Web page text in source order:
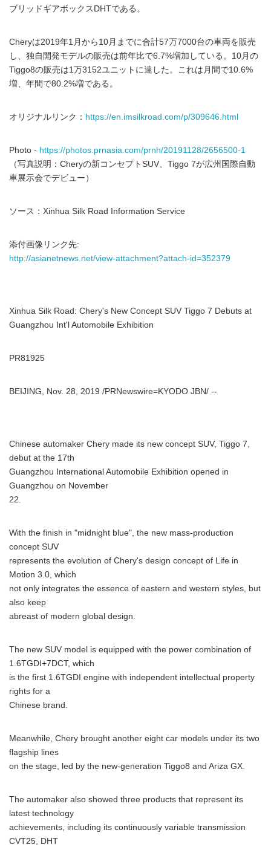
ブリッドギアボックスDHTである。
Cheryは2019年1月から10月までに合計57万7000台の車両を販売
し、独自開発モデルの販売は前年比で6.7%増加している。10月の
Tiggo8の販売は1万3152ユニットに達した。これは月間で10.6%
増、年間で80.2%増である。
オリジナルリンク： https://en.imsilkroad.com/p/309646.html
Photo - https://photos.prnasia.com/prnh/20191128/2656500-1
（写真説明：Cheryの新コンセプトSUV、Tiggo 7が広州国際自動
車展示会でデビュー）
ソース：Xinhua Silk Road Information Service
添付画像リンク先:
http://asianetnews.net/view-attachment?attach-id=352379
Xinhua Silk Road: Chery's New Concept SUV Tiggo 7 Debuts at
Guangzhou Int'l Automobile Exhibition
PR81925
BEIJING, Nov. 28, 2019 /PRNewswire=KYODO JBN/ --
Chinese automaker Chery made its new concept SUV, Tiggo 7,
debut at the 17th
Guangzhou International Automobile Exhibition opened in
Guangzhou on November
22.
With the finish in "midnight blue", the new mass-production
concept SUV
represents the evolution of Chery's design concept of Life in
Motion 3.0, which
not only integrates the essence of eastern and western styles, but
also keep
abreast of modern global design.
The new SUV model is equipped with the power combination of
1.6TGDI+7DCT, which
is the first 1.6TGDI engine with independent intellectual property
rights for a
Chinese brand.
Meanwhile, Chery brought another eight car models under its two
flagship lines
on the stage, led by the new-generation Tiggo8 and Ariza GX.
The automaker also showed three products that represent its
latest technology
achievements, including its continuously variable transmission
CVT25, DHT